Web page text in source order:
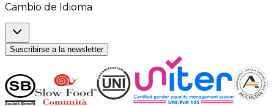
Cambio de Idioma
Suscribirse a la newsletter